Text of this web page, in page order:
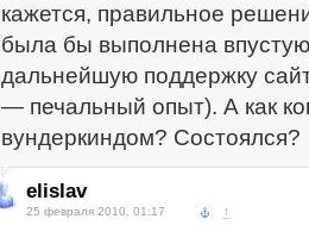
кажется, правильное
была бы выполнена
дальнейшую поддержку
— печальный опыт). А как
вундеркиндом? Состоялся?
elislav
25 февраля 2010, 01:17 ↑